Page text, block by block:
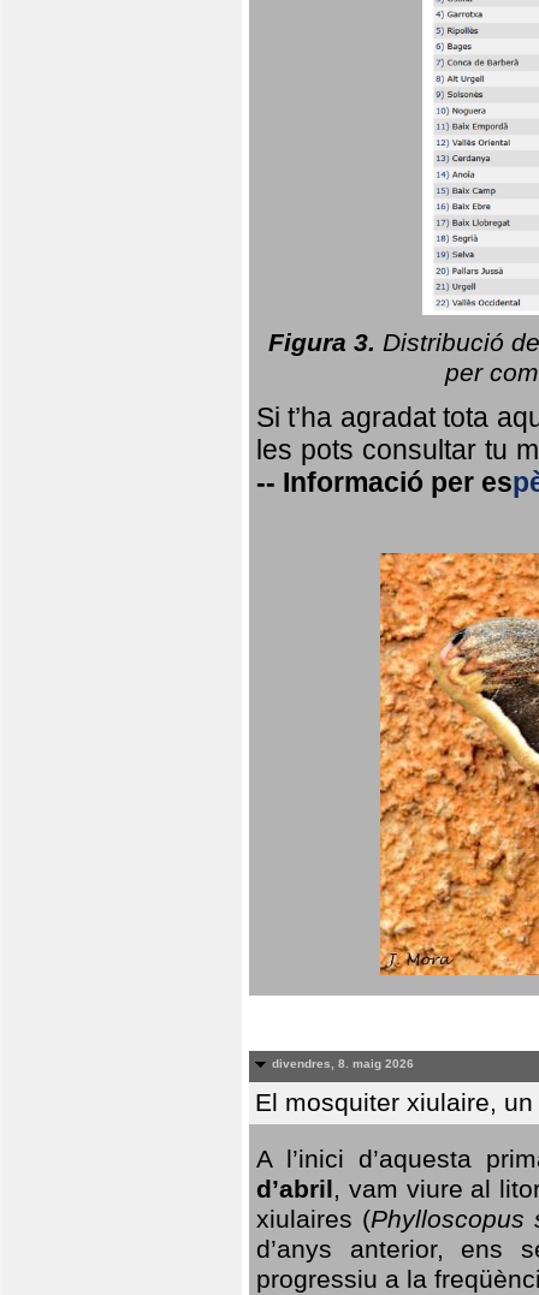
Figura 3. Distribució
per
Si t’ha agradat tota
les pots consultar tu
-- Informació per es
divendres, 8. maig 2026
El mosquiter xiulaire,
A l’inici d’aquesta
d’abril, vam viure al
xiulaires (Phylloscopus
d’anys anterior, ens
progressiu a la